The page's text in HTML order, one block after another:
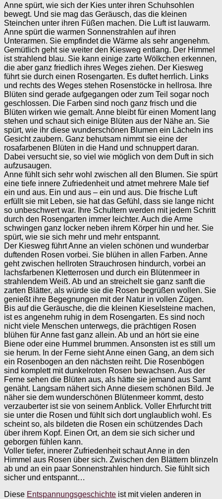
Anne spürt, wie sich der Kies unter ihren Schuhsohlen
bewegt. Und sie mag das Geräusch, das die kleinen
Steinchen unter ihren Füßen machen. Die Luft ist lauwarm.
Anne spürt die warmen Sonnenstrahlen auf ihren
Unterarmen. Sie empfindet die Wärme als sehr angenehm.
Gemütlich geht sie weiter den Kiesweg entlang. Der Himmel
ist strahlend blau. Sie kann einige zarte Wölkchen erkennen,
die aber ganz friedlich ihres Weges ziehen. Der Kiesweg
führt sie durch einen Rosengarten. Es duftet herrlich. Links
und rechts des Weges stehen Rosenstöcke in hellrosa. Ihre
Blüten sind gerade aufgegangen oder zum Teil sogar noch
geschlossen. Die Farben sind noch ganz frisch und die
Blüten wirken wie gemalt. Anne bleibt für einen Moment lang
stehen und schaut sich einige Blüten aus der Nähe an. Sie
spürt, wie ihr diese wunderschönen Blumen ein Lächeln ins
Gesicht zaubern. Ganz behutsam nimmt sie eine der
rosafarbenen Blüten in die Hand und schnuppert daran.
Dabei versucht sie, so viel wie möglich von dem Duft in sich
aufzusaugen.
Anne fühlt sich sehr wohl zwischen all den Blumen. Sie spürt
eine tiefe innere Zufriedenheit und atmet mehrere Male tief
ein und aus. Ein und aus – ein und aus. Die frische Luft
erfüllt sie mit Leben, sie hat das Gefühl, dass sie lange nicht
so unbeschwert war. Ihre Schultern werden mit jedem Schritt
durch den Rosengarten immer leichter. Auch die Arme
schwingen ganz locker neben ihrem Körper hin und her. Sie
spürt, wie sie sich mehr und mehr entspannt.
Der Kiesweg führt Anne an vielen schönen und wunderbar
duftenden Rosen vorbei. Sie blühen in allen Farben. Anne
geht zwischen hellroten Strauchrosen hindurch, vorbei an
lachsfarbenen Kletterrosen und durch ein Blütenmeer in
strahlendem Weiß. Ab und an streichelt sie ganz sanft die
zarten Blätter, als würde sie die Rosen begrüßen wollen. Sie
genießt ihre Begegnungen mit der Natur in vollen Zügen.
Bis auf die Geräusche, die die kleinen Kieselsteine machen,
ist es angenehm ruhig in dem Rosengarten. Es sind noch
nicht viele Menschen unterwegs, die prächtigen Rosen
blühen für Anne fast ganz allein. Ab und an hört sie eine
Biene oder eine Hummel brummen. Ansonsten ist es still um
sie herum. In der Ferne sieht Anne einen Gang, an dem sich
ein Rosenbogen an den nächsten reiht. Die Rosenbögen
sind komplett mit dunkelroten Rosen bewachsen. Aus der
Ferne sehen die Blüten aus, als hätte sie jemand aus Samt
genäht. Langsam nähert sich Anne diesem schönen Bild. Je
näher sie dem wunderschönen Blütenmeer kommt, desto
verzauberter ist sie von seinem Anblick. Voller Ehrfurcht tritt
sie unter die Rosen und fühlt sich dort unglaublich wohl. Es
scheint so, als bildeten die Rosen ein schützendes Dach
über ihrem Kopf. Einen Ort, an dem sie sich sicher und
geborgen fühlen kann.
Voller tiefer, innerer Zufriedenheit schaut Anne in den
Himmel aus Rosen über sich. Zwischen den Blättern blinzeln
ab und an ein paar Sonnenstrahlen hindurch. Sie fühlt sich
sicher und entspannt…
Diese Entspannungsgeschichte ist mit vielen anderen in